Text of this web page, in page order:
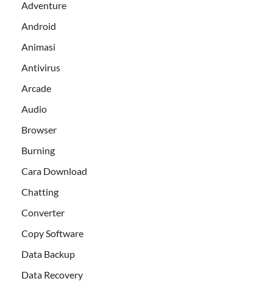
Adventure
Android
Animasi
Antivirus
Arcade
Audio
Browser
Burning
Cara Download
Chatting
Converter
Copy Software
Data Backup
Data Recovery